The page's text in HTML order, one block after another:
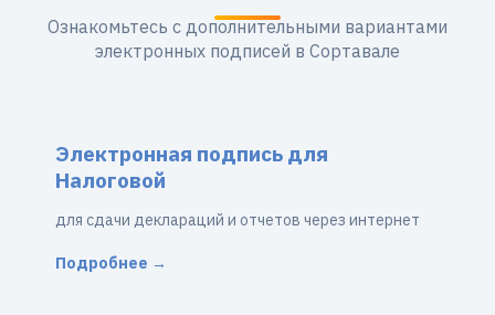
Ознакомьтесь с дополнительными вариантами
электронных подписей в Сортавале
Электронная подпись для
Налоговой
для сдачи деклараций и отчетов через интернет
Подробнее →